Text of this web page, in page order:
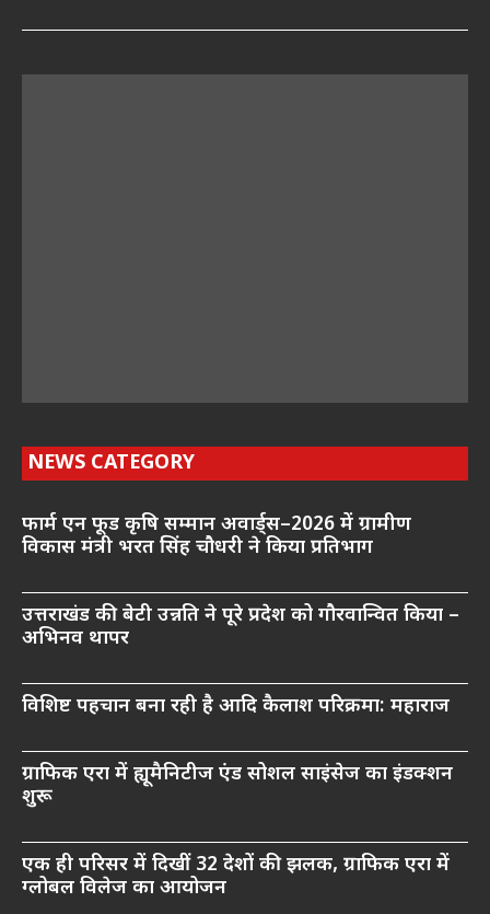
NEWS CATEGORY
फार्म एन फूड कृषि सम्मान अवार्ड्स–2026 में ग्रामीण
विकास मंत्री भरत सिंह चौधरी ने किया प्रतिभाग
उत्तराखंड की बेटी उन्नति ने पूरे प्रदेश को गौरवान्वित किया –
अभिनव थापर
विशिष्ट पहचान बना रही है आदि कैलाश परिक्रमा: महाराज
ग्राफिक एरा में ह्यूमैनिटीज एंड सोशल साइंसेज का इंडक्शन
शुरू
एक ही परिसर में दिखीं 32 देशों की झलक, ग्राफिक एरा में
ग्लोबल विलेज का आयोजन